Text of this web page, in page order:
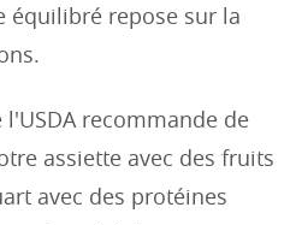
équilibré repose sur la
l'USDA recommande de
assiette avec des fruits
avec des protéines